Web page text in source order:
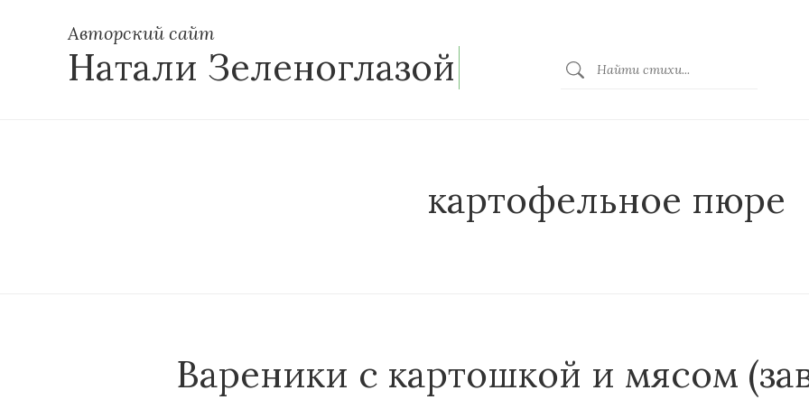
Авторский сайт
Натали Зеленоглазой
картофельное пюре
Вареники с картошкой и мясом